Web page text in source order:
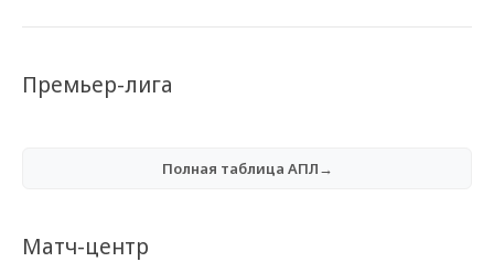
Премьер-лига
Полная таблица АПЛ→
Матч-центр